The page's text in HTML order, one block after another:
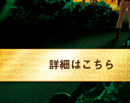
ご相談／
でのお問